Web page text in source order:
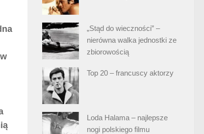
„Stąd do wieczności” –
nierówna walka jednostki ze
zbiorowością
Top 20 – francuscy aktorzy
Loda Halama – najlepsze
nogi polskiego filmu